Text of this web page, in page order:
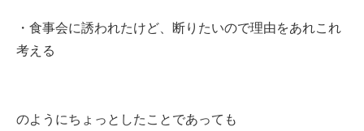
・食事会に誘われたけど、断りたいので理由をあれこれ
考える
のようにちょっとしたことであっても